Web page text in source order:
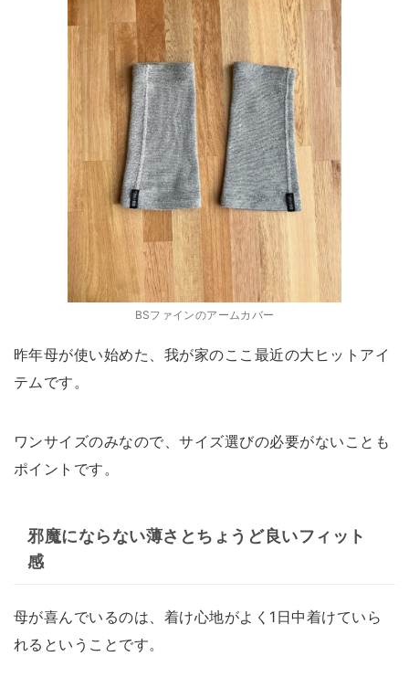
BSファインのアームカバー
昨年母が使い始めた、我が家のここ最近の大ヒットアイ
テムです。
ワンサイズのみなので、サイズ選びの必要がないことも
ポイントです。
邪魔にならない薄さとちょうど良いフィット
感
母が喜んでいるのは、着け心地がよく1日中着けていら
れるということです。